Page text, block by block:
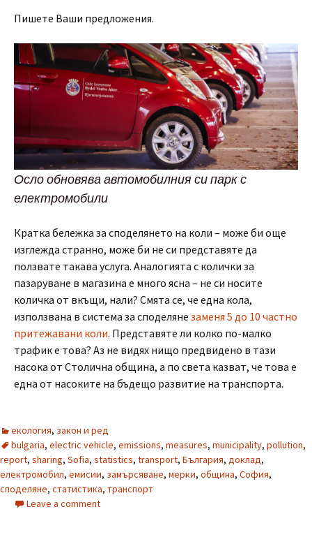
Пишете Ваши предложения.
Осло обновява автомобилния си парк с
електромобили
Кратка бележка за споделянето на коли – може би още
изглежда странно, може би не си представяте да
ползвате такава услуга. Аналогията с колички за
пазаруване в магазина е много ясна – не си носите
количка от вкъщи, нали? Смята се, че една кола,
използвана в система за споделяне заменя 5 до 10 частно
притежавани коли. Представяте ли колко по-малко
трафик е това? Аз не видях нищо предвидено в тази
насока от Столична община, а по света казват, че това е
една от насоките на бъдещо развитие на транспорта.
екология, закон и ред
bulgaria, electric vehicle, emissions, measures, municipality, pollution,
report, sharing, Sofia, statistics, transport, България, доклад,
електромобил, емисии, замърсяване, мерки, община, София,
споделяне, статистика, транспорт
Leave a comment